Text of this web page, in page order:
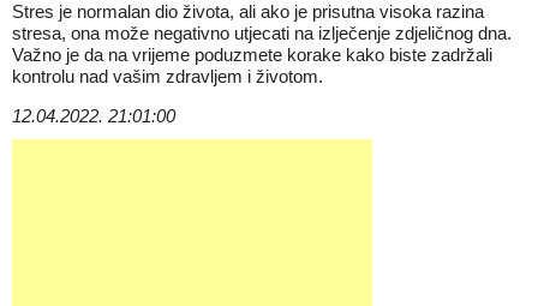
Stres je normalan dio života, ali ako je prisutna visoka razina
stresa, ona može negativno utjecati na izlječenje zdjeličnog dna.
Važno je da na vrijeme poduzmete korake kako biste zadržali
kontrolu nad vašim zdravljem i životom.
12.04.2022. 21:01:00